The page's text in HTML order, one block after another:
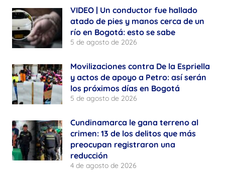
VIDEO | Un conductor fue hallado
atado de pies y manos cerca de un
río en Bogotá: esto se sabe
5 de agosto de 2026
Movilizaciones contra De la Espriella
y actos de apoyo a Petro: así serán
los próximos días en Bogotá
5 de agosto de 2026
Cundinamarca le gana terreno al
crimen: 13 de los delitos que más
preocupan registraron una
reducción
4 de agosto de 2026